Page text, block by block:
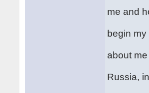
me and
begin
about
Russia,